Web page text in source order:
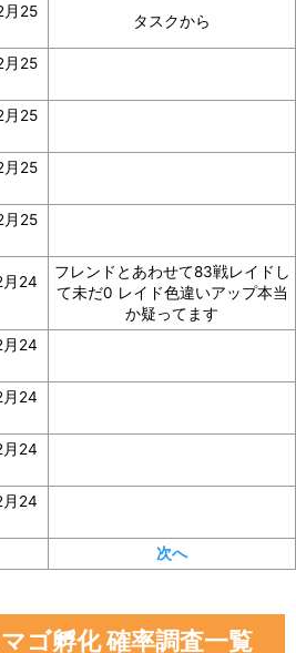
月25
タスクから
月25
月25
月25
月25
月24
フレンドとあわせて83戦レイドし
て未だ0 レイド色違いアップ本当
か疑ってます
月24
月24
月24
月24
次へ
ゴ孵化 確率調査一覧